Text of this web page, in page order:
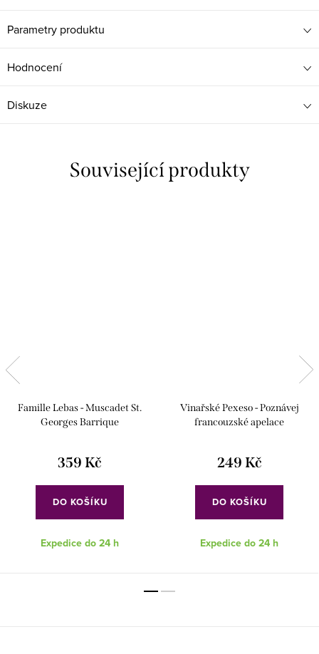
Parametry produktu
Hodnocení
Diskuze
Související produkty
Famille Lebas - Muscadet St.
Georges Barrique
359 Kč
DO KOŠÍKU
Expedice do 24 h
Vinařské Pexeso - Poznávej
francouzské apelace
249 Kč
DO KOŠÍKU
Expedice do 24 h